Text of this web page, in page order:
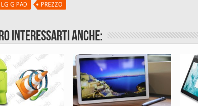
LG G PAD PREZZO
interessarti anche: